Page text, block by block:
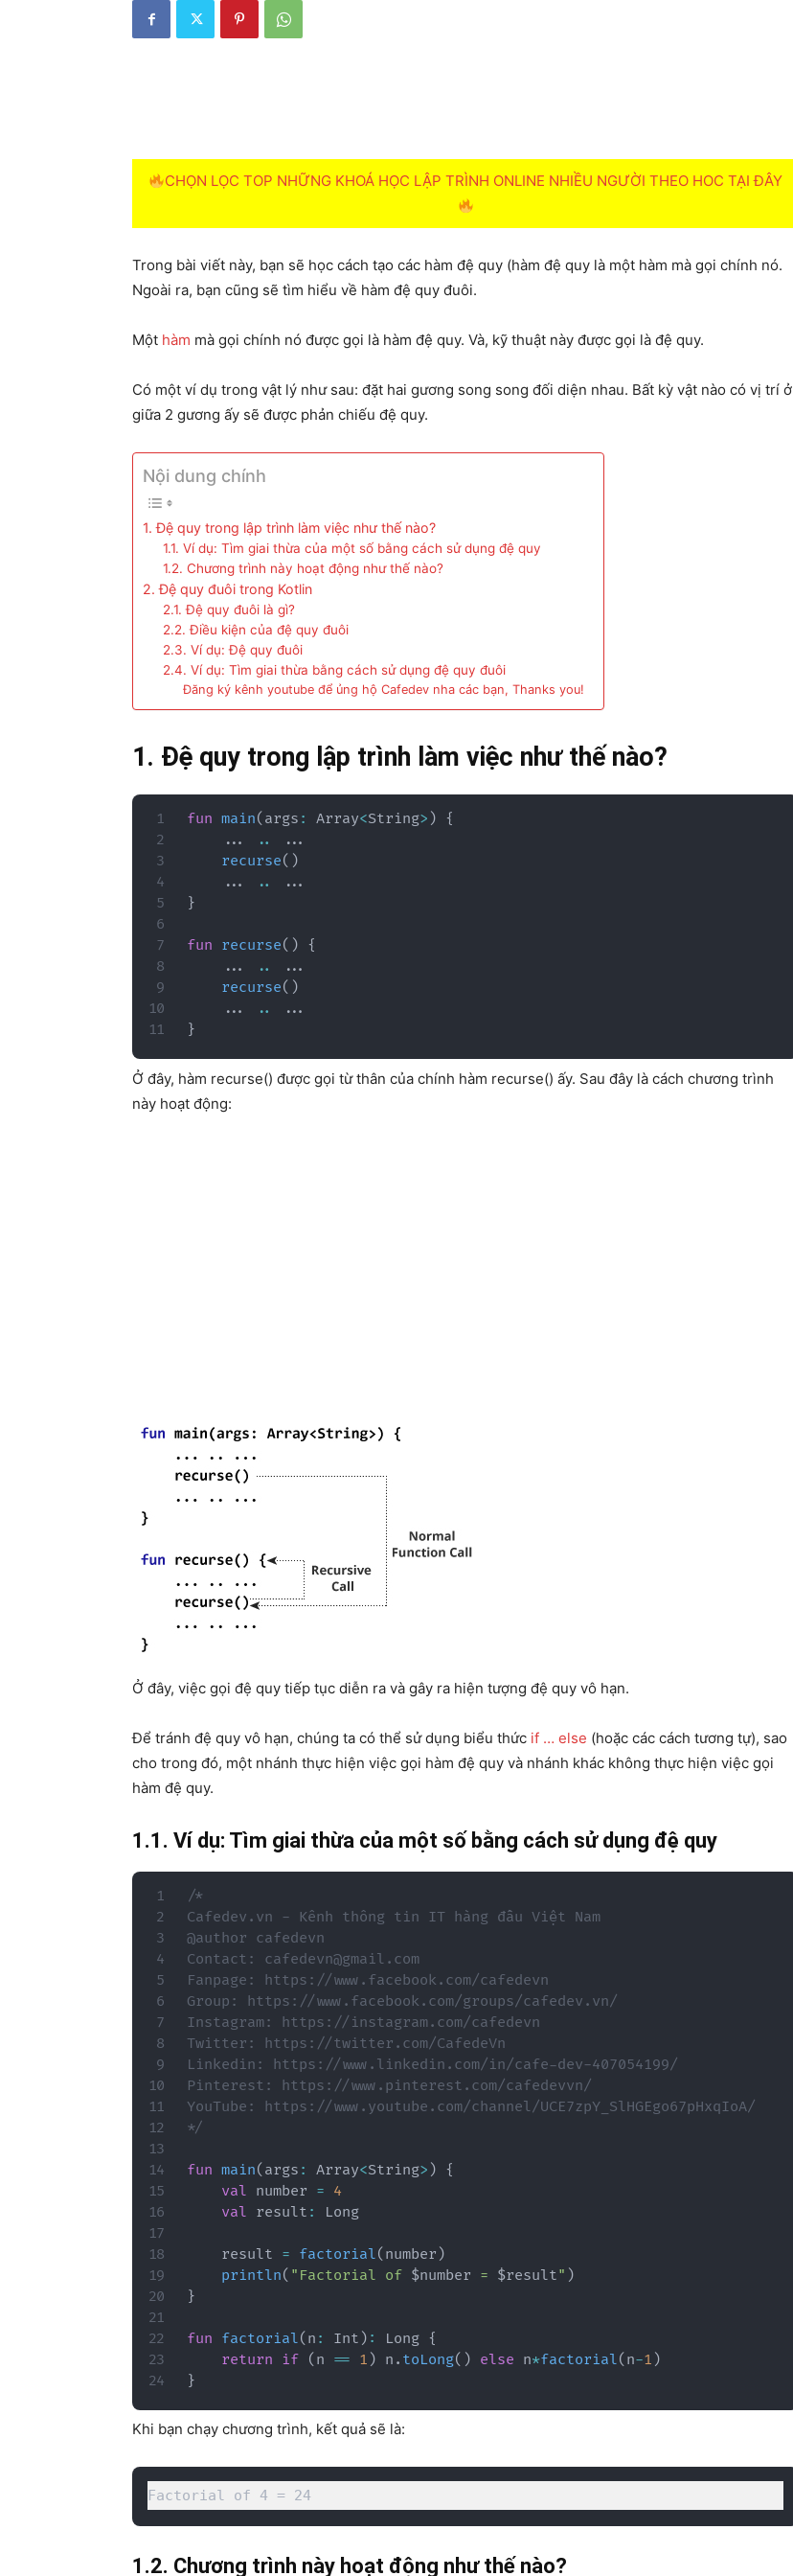
CHỌN LỌC TOP NHỮNG KHOÁ HỌC LẬP TRÌNH ONLINE NHIỀU NGƯỜI THEO HOC TẠI ĐÂY
Trong bài viết này, bạn sẽ học cách tạo các hàm đệ quy (hàm đệ quy là một hàm mà gọi chính nó.
Ngoài ra, bạn cũng sẽ tìm hiểu về hàm đệ quy đuôi.
Một hàm mà gọi chính nó được gọi là hàm đệ quy. Và, kỹ thuật này được gọi là đệ quy.
Có một ví dụ trong vật lý như sau: đặt hai gương song song đối diện nhau. Bất kỳ vật nào có vị trí ở
giữa 2 gương ấy sẽ được phản chiếu đệ quy.
Nội dung chính
1. Đệ quy trong lập trình làm việc như thế nào?
1.1. Ví dụ: Tìm giai thừa của một số bằng cách sử dụng đệ quy
1.2. Chương trình này hoạt động như thế nào?
2. Đệ quy đuôi trong Kotlin
2.1. Đệ quy đuôi là gì?
2.2. Điều kiện của đệ quy đuôi
2.3. Ví dụ: Đệ quy đuôi
2.4. Ví dụ: Tìm giai thừa bằng cách sử dụng đệ quy đuôi
Đăng ký kênh youtube để ủng hộ Cafedev nha các bạn, Thanks you!
1. Đệ quy trong lập trình làm việc như thế nào?
fun main( args : Array<String> ) {
... .. ...
recurse( )
... .. ...
}
fun recurse( ) {
... .. ...
recurse( )
... .. ...
}
Ở đây, hàm recurse() được gọi từ thân của chính hàm recurse() ấy. Sau đây là cách chương trình
này hoạt động:
Ở đây, việc gọi đệ quy tiếp tục diễn ra và gây ra hiện tượng đệ quy vô hạn.
Để tránh đệ quy vô hạn, chúng ta có thể sử dụng biểu thức if … else (hoặc các cách tương tự), sao
cho trong đó, một nhánh thực hiện việc gọi hàm đệ quy và nhánh khác không thực hiện việc gọi
hàm đệ quy.
1.1. Ví dụ: Tìm giai thừa của một số bằng cách sử dụng đệ quy
/*
Cafedev.vn - Kênh thông tin IT hàng đầu Việt Nam
@author cafedevn
Contact: cafedevn@gmail.com
Fanpage: https://www.facebook.com/cafedevn
Group: https://www.facebook.com/groups/cafedev.vn/
Instagram: https://instagram.com/cafedevn
Twitter: https://twitter.com/CafedeVn
Linkedin: https://www.linkedin.com/in/cafe-dev-407054199/
Pinterest: https://www.pinterest.com/cafedevvn/
YouTube: https://www.youtube.com/channel/UCE7zpY_SlHGEgo67pHxqIoA/
*/
fun main( args : Array<String> ) {
val number = 4
val result : Long
    result
= factorial( number )
println( "Factorial of $number = $result" )
}
fun factorial( n : Int ) : Long {
return
if ( n == 1 ) n . toLong( ) else n*factorial( n-1 )
}
Khi bạn chạy chương trình, kết quả sẽ là:
Factorial of 4 = 24
1.2. Chương trình này hoạt động như thế nào?